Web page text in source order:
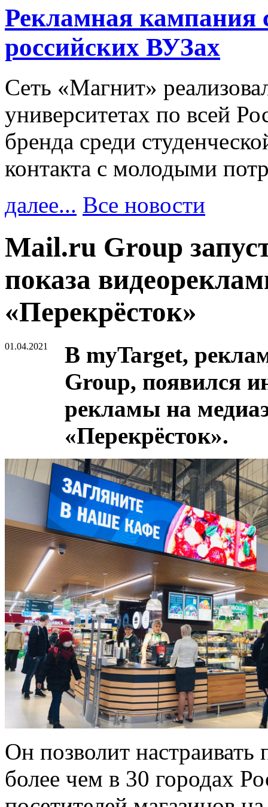
Рекламная кампания
российских ВУЗах
Сеть «Магнит»
университетах по всей
бренда среди
контакта с молодыми
далее... Все новости
Mail.ru Group
показа
«Перекрёсток»
01.04.2021
В myTarget,
Group, появилcя
рекламы на
«Перекрёсток».
Он позволит
более чем в 30 городах